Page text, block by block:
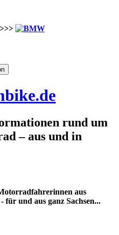
rund um
– aus und in
aus
für und aus ganz Sachsen...